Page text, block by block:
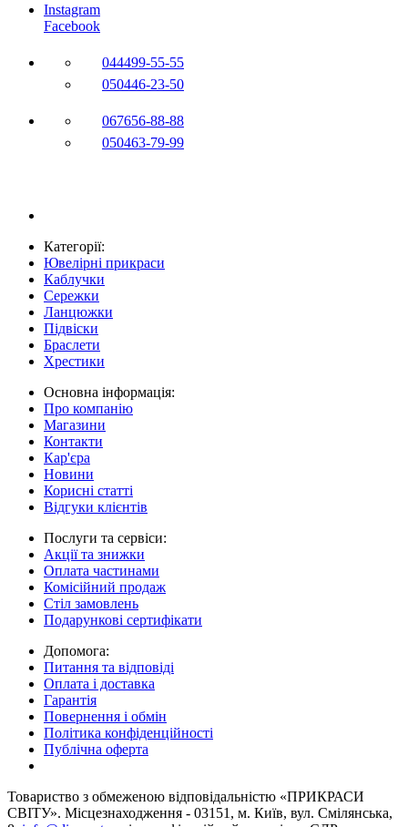
Instagram
Facebook
044499-55-55
050446-23-50
067656-88-88
050463-79-99
Категорії:
Ювелірні прикраси
Каблучки
Сережки
Ланцюжки
Підвіски
Браслети
Хрестики
Основна інформація:
Про компанію
Магазини
Контакти
Кар'єра
Новини
Корисні статті
Відгуки клієнтів
Послуги та сервіси:
Акції та знижки
Оплата частинами
Комісійний продаж
Стіл замовлень
Подарункові сертифікати
Допомога:
Питання та відповіді
Оплата і доставка
Гарантія
Повернення і обмін
Політика конфіденційності
Публічна оферта
Товариство з обмеженою вiдповiдальнiстю «ПРИКРАСИ
СВІТУ». Місцезнаходження - 03151, м. Київ, вул. Смілянська,